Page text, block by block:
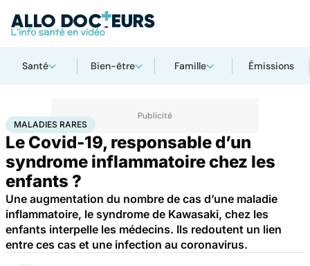
Santé Bien-être Famille Émissions
AccueilSantéMaladies Maladies raresMaladies rares
MALADIES RARES
Le Covid-19, responsable d’un
syndrome inflammatoire chez les
enfants ?
Une augmentation du nombre de cas d’une maladie
inflammatoire, le syndrome de Kawasaki, chez les
enfants interpelle les médecins. Ils redoutent un lien
entre ces cas et une infection au coronavirus.